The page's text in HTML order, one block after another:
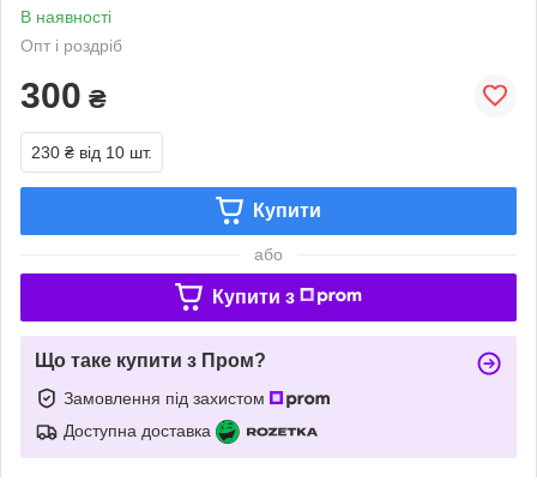
В наявності
Опт і роздріб
300 ₴
230 ₴ від 10 шт.
Купити
або
Купити з
Що таке купити з Пром?
Замовлення під захистом
Доступна доставка